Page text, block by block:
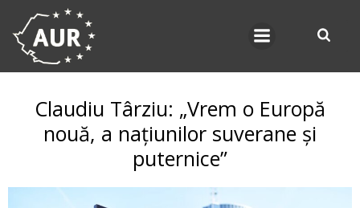
Claudiu Târziu: „Vrem o Europă
nouă, a națiunilor suverane și
puternice”